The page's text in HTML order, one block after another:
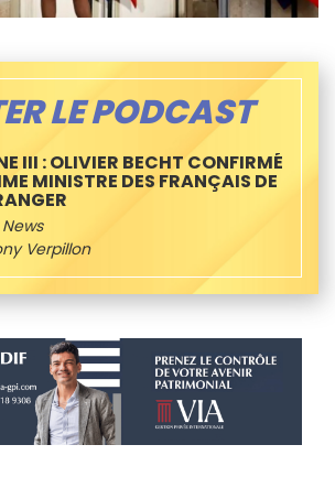
LE PODCAST
III : OLIVIER BECHT CONFIRMÉ
MINISTRE DES FRANÇAIS DE
Verpillon